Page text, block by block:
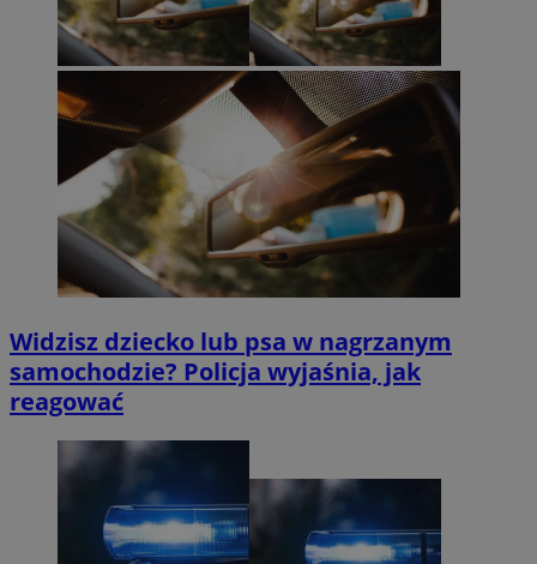
Widzisz dziecko lub psa w nagrzanym
samochodzie? Policja wyjaśnia, jak
reagować